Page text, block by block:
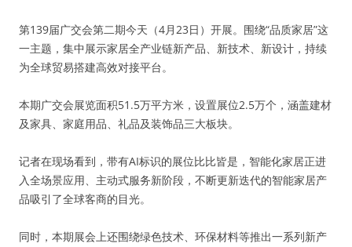
第139届广交会第二期今天（4月23日）开展。围绕“品质家居”这
一主题，集中展示家居全产业链新产品、新技术、新设计，持续
为全球贸易搭建高效对接平台。
本期广交会展览面积51.5万平方米，设置展位2.5万个，涵盖建材
及家具、家庭用品、礼品及装饰品三大板块。
记者在现场看到，带有AI标识的展位比比皆是，智能化家居正进
入全场景应用、主动式服务新阶段，不断更新迭代的智能家居产
品吸引了全球客商的目光。
同时，本期展会上还围绕绿色技术、环保材料等推出一系列新产